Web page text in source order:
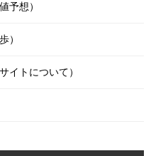
予想）
）
イトについて）